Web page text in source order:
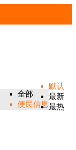
全部
便民信息
默认
最新
最热